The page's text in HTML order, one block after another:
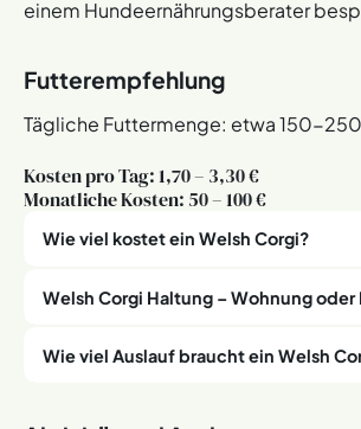
einem Hundeernährungsberater
Futterempfehlung
Tägliche Futtermenge: etwa 150-
Kosten pro Tag: 1,70 – 3,30 €
Monatliche Kosten: 50 – 100 €
Wie viel kostet ein Welsh Corgi?
Ein Welsh Corgi Welpe von einem
einen erwachsenen Corgi aus dem
Welsh Corgi Haltung – Wohnung oder
Der Welsh Corgi kannsowohl in einer
Wie viel Auslauf braucht ein Welsh